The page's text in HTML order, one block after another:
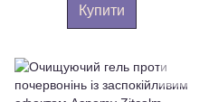
Купити